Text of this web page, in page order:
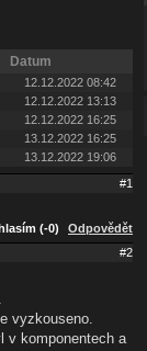
Datum
12.12.2022 08:42
12.12.2022 13:13
12.12.2022 16:25
13.12.2022 16:25
13.12.2022 19:06
#1
(-0) Odpovědět
#2
vyzkouseno.
v komponentech a